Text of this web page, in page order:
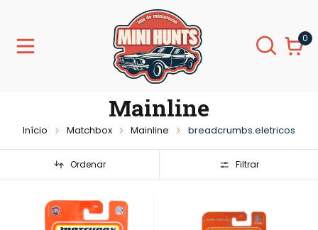
0
Mainline
Início Matchbox Mainline breadcrumbs.eletricos
Ordenar Filtrar